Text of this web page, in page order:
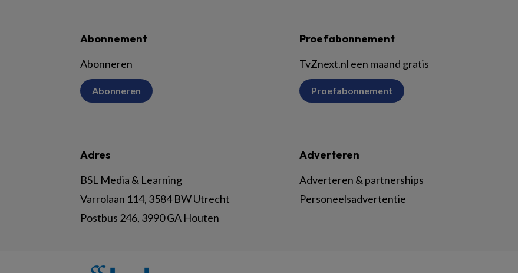
Abonnement
Abonneren
Abonneren
Proefabonnement
TvZnext.nl een maand gratis
Proefabonnement
Adres
BSL Media & Learning
Varrolaan 114, 3584 BW Utrecht
Postbus 246, 3990 GA Houten
Adverteren
Adverteren & partnerships
Personeelsadvertentie